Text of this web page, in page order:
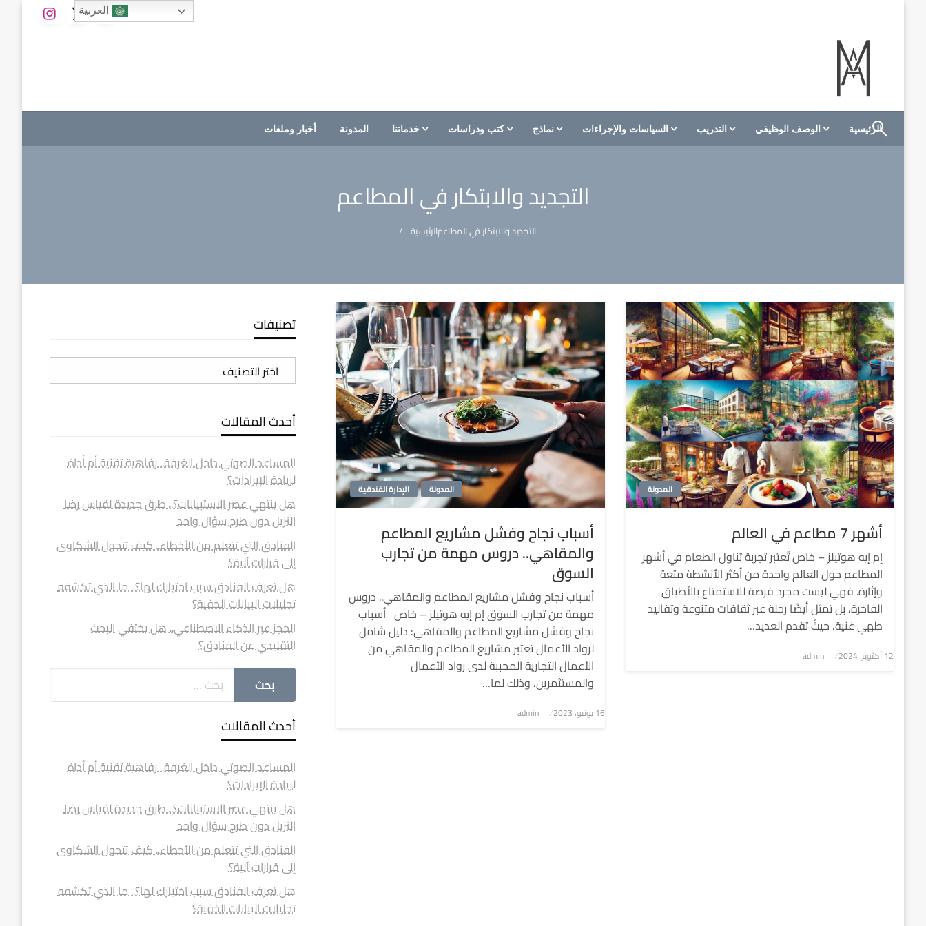
M A hotels | إم ايه هوتيلز
الموقع الأول للعاملين في الفنادق في العالم العربي
الرئيسية الوصف الوظيفي التدريب السياسات والإجراءات نماذج كتب ودراسات خدماتنا المدونة أخبار وملفات
التجديد والابتكار في المطاعم
الرئيسيةالتجديد والابتكار في المطاعم
المدونة
أشهر 7 مطاعم في العالم
إم إيه هوتيلز – خاص تُعتبر تجربة تناول الطعام في أشهر
المطاعم حول العالم واحدة من أكثر الأنشطة متعة
وإثارة. فهي ليست مجرد فرصة للاستمتاع بالأطباق
الفاخرة، بل تمثل أيضًا رحلة عبر ثقافات متنوعة وتقاليد
طهي غنية، حيثُ تقدم العديد…
نُشر
12 أكتوبر، 2024 admin
الإدارة الفندقية المدونة
أسباب نجاح وفشل مشاريع المطاعم
والمقاهي.. دروس مهمة من تجارب
السوق
أسباب نجاح وفشل مشاريع المطاعم والمقاهي.. دروس
مهمة من تجارب السوق إم إيه هوتيلز – خاص أسباب
نجاح وفشل مشاريع المطاعم والمقاهي: دليل شامل
لرواد الأعمال تعتبر مشاريع المطاعم والمقاهي من
الأعمال التجارية المحببة لدى رواد الأعمال
والمستثمرين، وذلك لما…
نُشر
16 يونيو، 2023 admin
تصنيفات
تصنيفات
أحدث المقالات
المساعد الصوتي داخل الغرفة.. رفاهية تقنية أم أداة
لزيادة الإيرادات؟
هل ينتهي عصر الاستبيانات؟.. طرق جديدة لقياس رضا
النزيل دون طرح سؤال واحد
الفنادق التي تتعلم من الأخطاء.. كيف تتحول الشكاوى
إلى قرارات آلية؟
هل تعرف الفنادق سبب اختيارك لها؟.. ما الذي تكشفه
تحليلات البيانات الخفية؟
الحجز عبر الذكاء الاصطناعي.. هل يختفي البحث
التقليدي عن الفنادق؟
أحدث المقالات
المساعد الصوتي داخل الغرفة.. رفاهية تقنية أم أداة
لزيادة الإيرادات؟
هل ينتهي عصر الاستبيانات؟.. طرق جديدة لقياس رضا
النزيل دون طرح سؤال واحد
الفنادق التي تتعلم من الأخطاء.. كيف تتحول الشكاوى
إلى قرارات آلية؟
هل تعرف الفنادق سبب اختيارك لها؟.. ما الذي تكشفه
تحليلات البيانات الخفية؟
العربية